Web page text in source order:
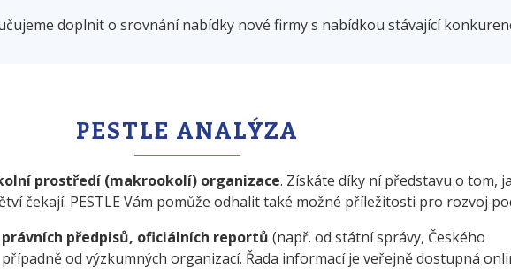
doplnit o srovnání nabídky nové firmy s nabídkou stávající
PESTLE ANALÝZA
prostředí (makrookolí) organizace. Získáte díky ní představu o tom,
čekají. PESTLE Vám pomůže odhalit také možné příležitosti pro rozvoj
právních předpisů, oficiálních reportů (např. od státní správy, Českého
od výzkumných organizací. Řada informací je veřejně dostupná